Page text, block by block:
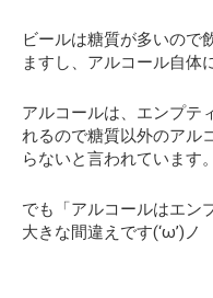
ビールは糖質が多いので
ますし、アルコール自体
アルコールは、エンプテ
れるので糖質以外のアル
らないと言われています。
でも「アルコールはエン
大きな間違えです(‘ω’)ノ